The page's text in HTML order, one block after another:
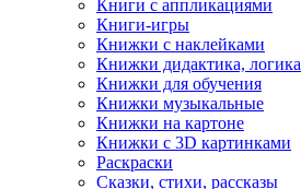
Книги с аппликациями
Книги-игры
Книжки c наклейками
Книжки дидактика, логика
Книжки для обучения
Книжки музыкальные
Книжки на картоне
Книжки с 3D картинками
Раскраски
Сказки, стихи, рассказы